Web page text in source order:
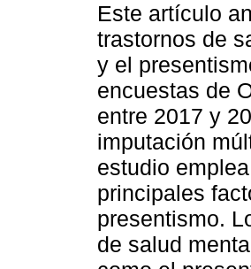
Este artículo
trastornos de
y el
encuestas de
entre 2017 y
imputación
estudio
principales
presentismo.
de salud